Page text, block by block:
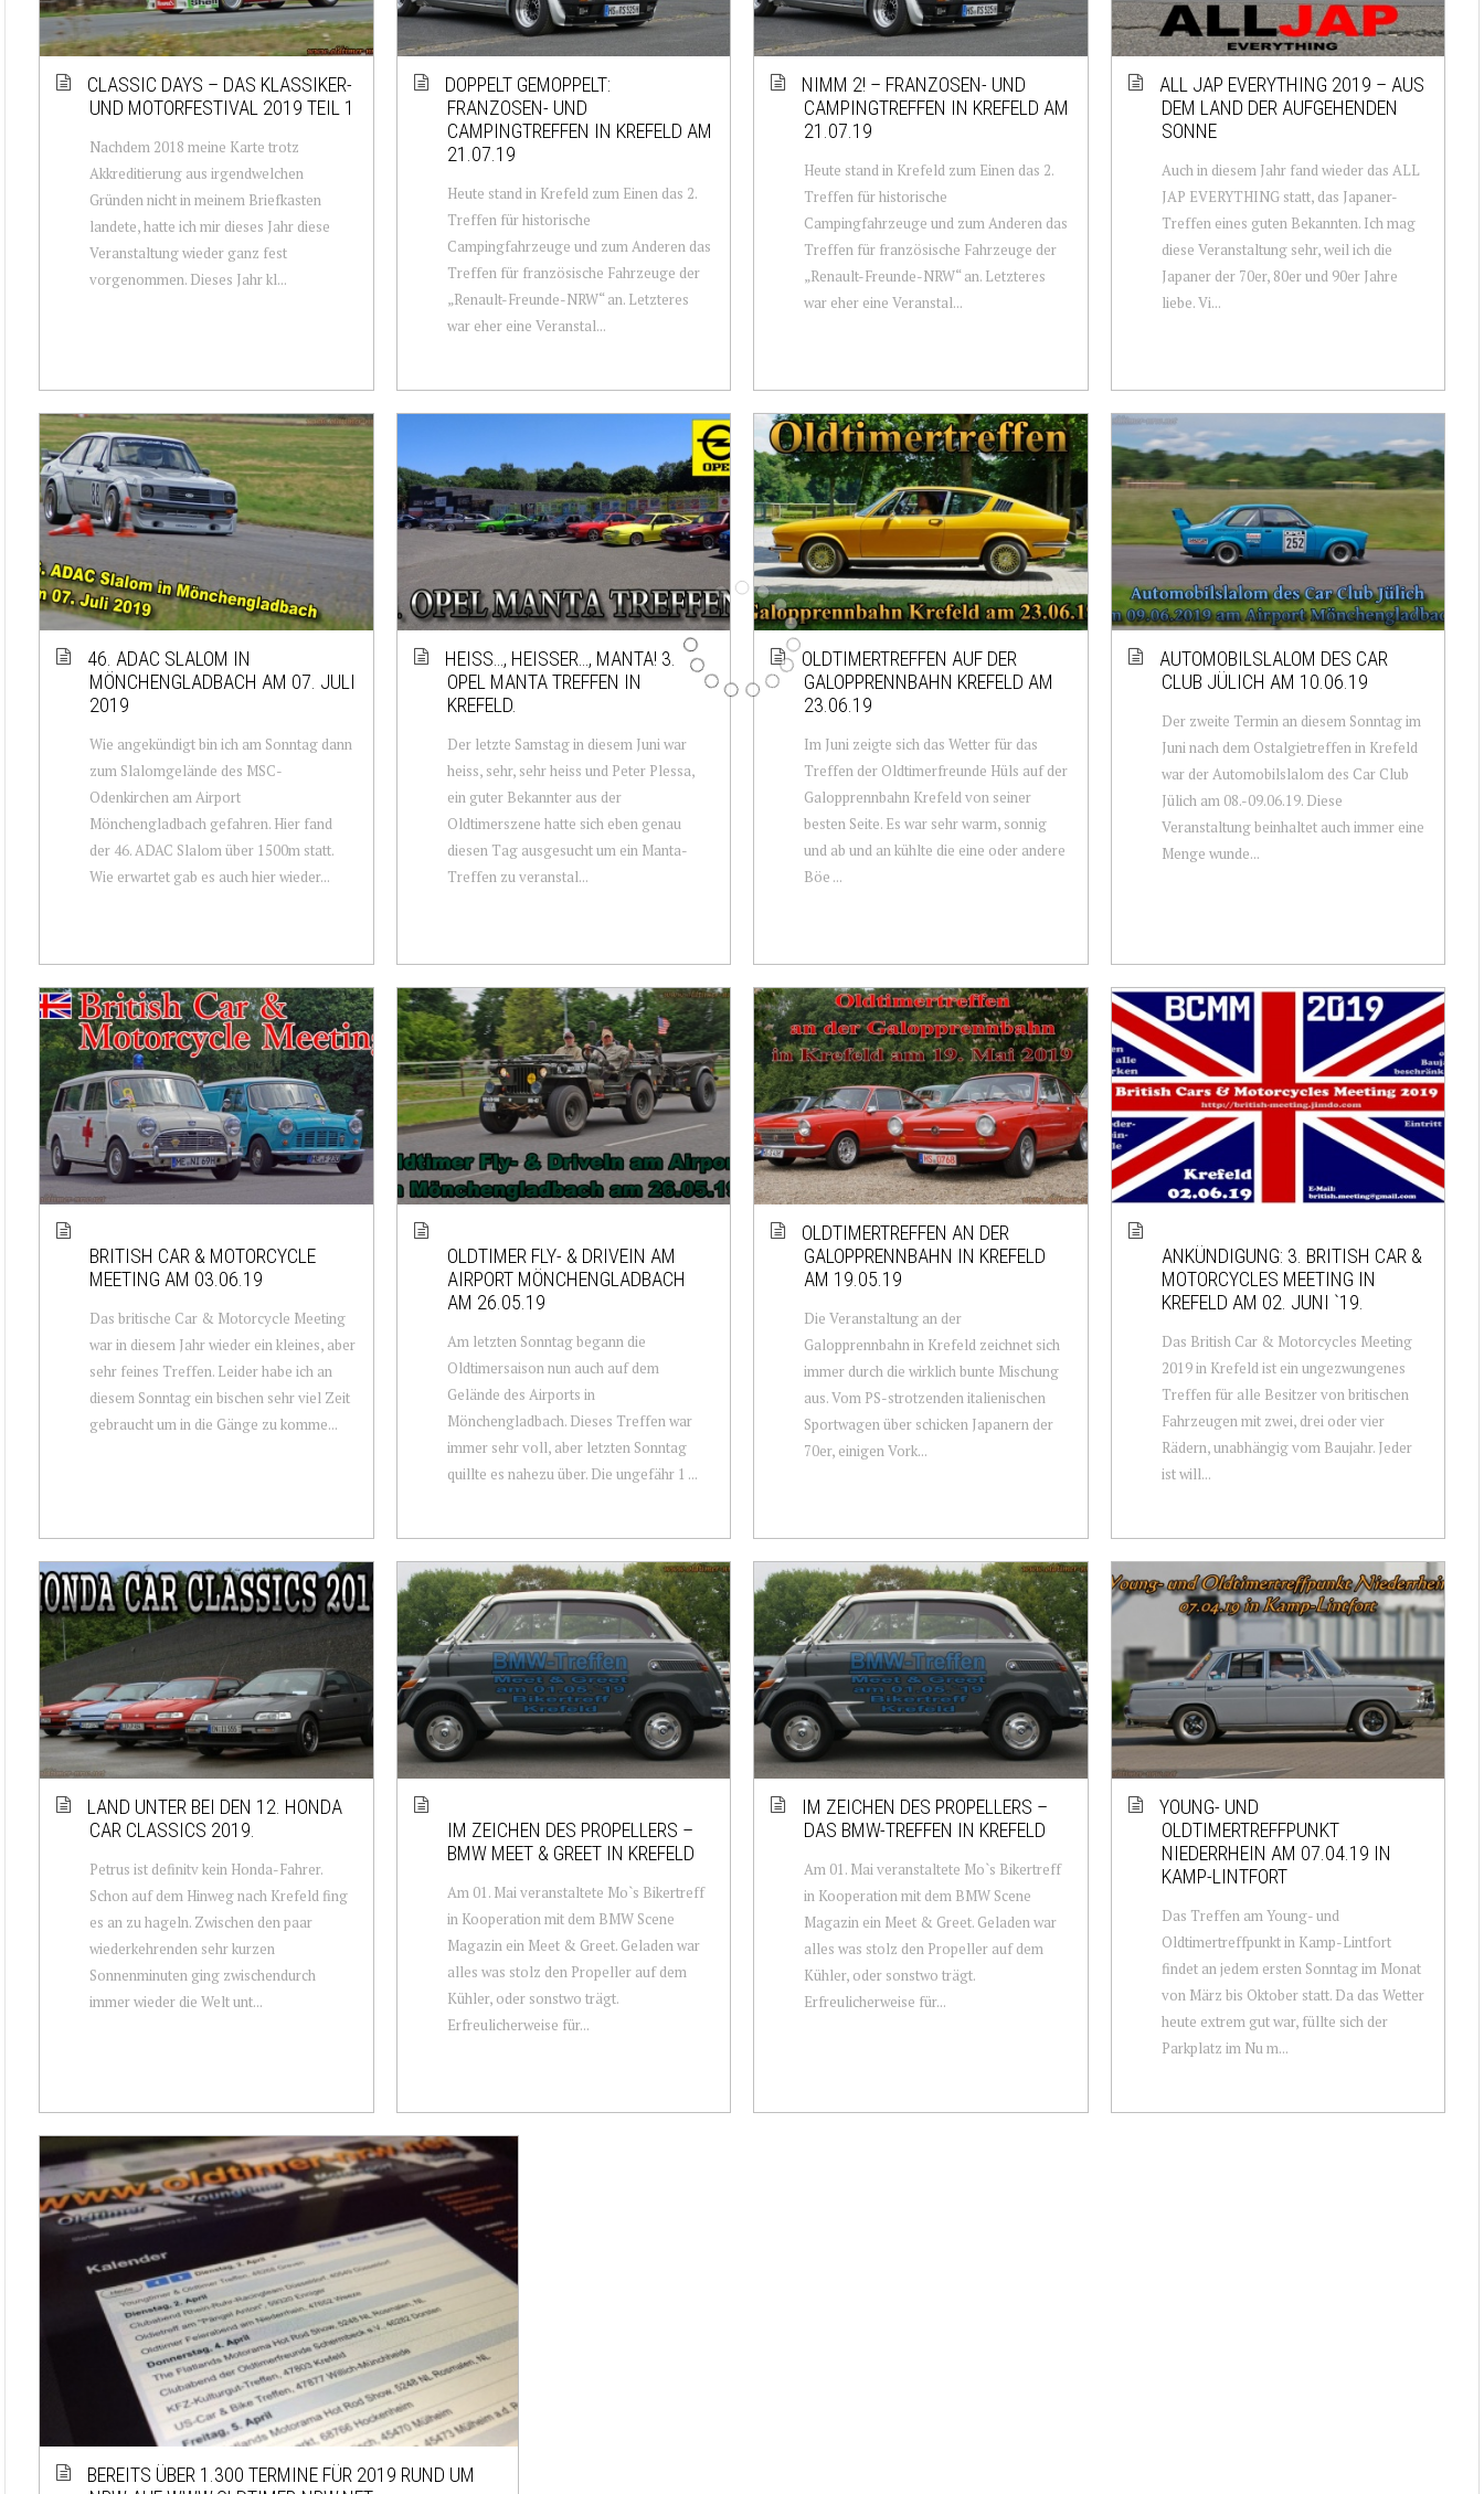
CLASSIC DAYS – DAS KLASSIKER-
UND MOTORFESTIVAL 2019 TEIL 1
Nachdem 2018 meine Karte trotz
Akkreditierung aus irgendwelchen
Gründen nicht in meinem Briefkasten
landete, hatte ich mir dieses Jahr diese
Veranstaltung wieder ganz fest
vorgenommen. Dieses Jahr kl...
DOPPELT GEMOPPELT:
FRANZOSEN- UND
CAMPINGTREFFEN IN KREFELD AM
21.07.19
Heute stand in Krefeld zum Einen das 2.
Treffen für historische
Campingfahrzeuge und zum Anderen das
Treffen für französische Fahrzeuge der
„Renault-Freunde-NRW“ an. Letzteres
war eher eine Veranstal...
NIMM 2! – FRANZOSEN- UND
CAMPINGTREFFEN IN KREFELD AM
21.07.19
Heute stand in Krefeld zum Einen das 2.
Treffen für historische
Campingfahrzeuge und zum Anderen das
Treffen für französische Fahrzeuge der
„Renault-Freunde-NRW“ an. Letzteres
war eher eine Veranstal...
ALL JAP EVERYTHING 2019 – AUS
DEM LAND DER AUFGEHENDEN
SONNE
Auch in diesem Jahr fand wieder das ALL
JAP EVERYTHING statt, das Japaner-
Treffen eines guten Bekannten. Ich mag
diese Veranstaltung sehr, weil ich die
Japaner der 70er, 80er und 90er Jahre
liebe. Vi...
46. ADAC SLALOM IN
MÖNCHENGLADBACH AM 07. JULI
2019
Wie angekündigt bin ich am Sonntag dann
zum Slalomgelände des MSC-
Odenkirchen am Airport
Mönchengladbach gefahren. Hier fand
der 46. ADAC Slalom über 1500m statt.
Wie erwartet gab es auch hier wieder...
HEISS…, HEISSER…, MANTA! 3.
OPEL MANTA TREFFEN IN
KREFELD.
Der letzte Samstag in diesem Juni war
heiss, sehr, sehr heiss und Peter Plessa,
ein guter Bekannter aus der
Oldtimerszene hatte sich eben genau
diesen Tag ausgesucht um ein Manta-
Treffen zu veranstal...
OLDTIMERTREFFEN AUF DER
GALOPPRENNBAHN KREFELD AM
23.06.19
Im Juni zeigte sich das Wetter für das
Treffen der Oldtimerfreunde Hüls auf der
Galopprennbahn Krefeld von seiner
besten Seite. Es war sehr warm, sonnig
und ab und an kühlte die eine oder andere
Böe ...
AUTOMOBILSLALOM DES CAR
CLUB JÜLICH AM 10.06.19
Der zweite Termin an diesem Sonntag im
Juni nach dem Ostalgietreffen in Krefeld
war der Automobilslalom des Car Club
Jülich am 08.-09.06.19. Diese
Veranstaltung beinhaltet auch immer eine
Menge wunde...
BRITISH CAR & MOTORCYCLE
MEETING AM 03.06.19
Das britische Car & Motorcycle Meeting
war in diesem Jahr wieder ein kleines, aber
sehr feines Treffen. Leider habe ich an
diesem Sonntag ein bischen sehr viel Zeit
gebraucht um in die Gänge zu komme...
OLDTIMER FLY- & DRIVEIN AM
AIRPORT MÖNCHENGLADBACH
AM 26.05.19
Am letzten Sonntag begann die
Oldtimersaison nun auch auf dem
Gelände des Airports in
Mönchengladbach. Dieses Treffen war
immer sehr voll, aber letzten Sonntag
quillte es nahezu über. Die ungefähr 1 ...
OLDTIMERTREFFEN AN DER
GALOPPRENNBAHN IN KREFELD
AM 19.05.19
Die Veranstaltung an der
Galopprennbahn in Krefeld zeichnet sich
immer durch die wirklich bunte Mischung
aus. Vom PS-strotzenden italienischen
Sportwagen über schicken Japanern der
70er, einigen Vork...
ANKÜNDIGUNG: 3. BRITISH CAR &
MOTORCYCLES MEETING IN
KREFELD AM 02. JUNI `19.
Das British Car & Motorcycles Meeting
2019 in Krefeld ist ein ungezwungenes
Treffen für alle Besitzer von britischen
Fahrzeugen mit zwei, drei oder vier
Rädern, unabhängig vom Baujahr. Jeder
ist will...
LAND UNTER BEI DEN 12. HONDA
CAR CLASSICS 2019.
Petrus ist definitv kein Honda-Fahrer.
Schon auf dem Hinweg nach Krefeld fing
es an zu hageln. Zwischen den paar
wiederkehrenden sehr kurzen
Sonnenminuten ging zwischendurch
immer wieder die Welt unt...
IM ZEICHEN DES PROPELLERS –
BMW MEET & GREET IN KREFELD
Am 01. Mai veranstaltete Mo`s Bikertreff
in Kooperation mit dem BMW Scene
Magazin ein Meet & Greet. Geladen war
alles was stolz den Propeller auf dem
Kühler, oder sonstwo trägt.
Erfreulicherweise für...
IM ZEICHEN DES PROPELLERS –
DAS BMW-TREFFEN IN KREFELD
Am 01. Mai veranstaltete Mo`s Bikertreff
in Kooperation mit dem BMW Scene
Magazin ein Meet & Greet. Geladen war
alles was stolz den Propeller auf dem
Kühler, oder sonstwo trägt.
Erfreulicherweise für...
YOUNG- UND
OLDTIMERTREFFPUNKT
NIEDERRHEIN AM 07.04.19 IN
KAMP-LINTFORT
Das Treffen am Young- und
Oldtimertreffpunkt in Kamp-Lintfort
findet an jedem ersten Sonntag im Monat
von März bis Oktober statt. Da das Wetter
heute extrem gut war, füllte sich der
Parkplatz im Nu m...
BEREITS ÜBER 1.300 TERMINE FÜR
2019 RUND UM NRW AUF
WWW.OLDTIMER-NRW.NET
Wir freuen uns berichten zu können, dass
CAMARO & CORVETTE TREFFEN IN
MÖNCHENGLADBACH AM
31.03.19